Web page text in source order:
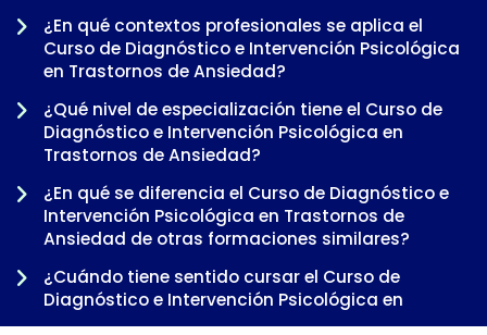
¿En qué contextos profesionales se aplica el
Curso de Diagnóstico e Intervención Psicológica
en Trastornos de Ansiedad?
¿Qué nivel de especialización tiene el Curso de
Diagnóstico e Intervención Psicológica en
Trastornos de Ansiedad?
¿En qué se diferencia el Curso de Diagnóstico e
Intervención Psicológica en Trastornos de
Ansiedad de otras formaciones similares?
¿Cuándo tiene sentido cursar el Curso de
Diagnóstico e Intervención Psicológica en
Trastornos de Ansiedad dentro de una